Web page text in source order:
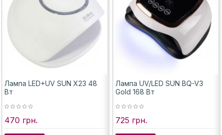
Лампа LED+UV SUN X23 48
Вт
470 грн.
Лампа UV/LED SUN BQ-V3
Gold 168 Вт
725 грн.